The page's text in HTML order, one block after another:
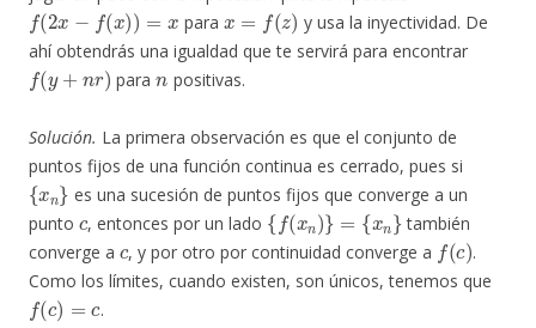
f(2x −f(x))=x
para
x=f(z)
y usa la inyectividad. De
ahí obtendrás una igualdad que te servirá para encontrar
f(y +nr)
para
n
positivas.
Solución. La primera observación es que el conjunto de
puntos fijos de una función continua es cerrado, pues si
{xn}
es una sucesión de puntos fijos que converge a un
punto
c
, entonces por un lado
{f(xn)}={x n}
también
converge a
c
, y por otro por continuidad converge a
f(c)
.
Como los límites, cuando existen, son únicos, tenemos que
f(c)=c
.